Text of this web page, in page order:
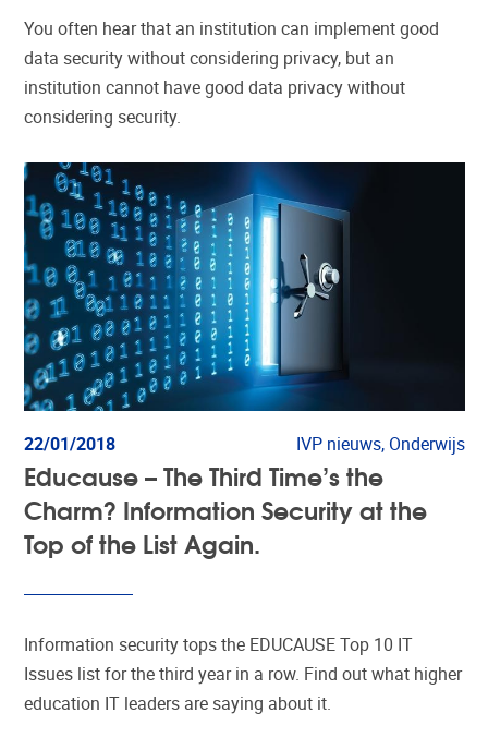
You often hear that an institution can implement good
data security without considering privacy, but an
institution cannot have good data privacy without
considering security.
22/01/2018 IVP nieuws, Onderwijs
Educause – The Third Time’s the
Charm? Information Security at the
Top of the List Again.
Information security tops the EDUCAUSE Top 10 IT
Issues list for the third year in a row. Find out what higher
education IT leaders are saying about it.